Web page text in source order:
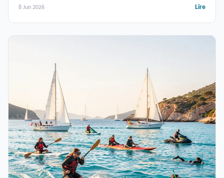
8 Jun 2026 Lire